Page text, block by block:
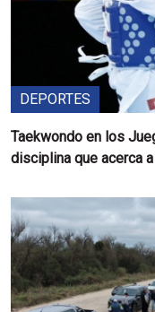
DEPORTES
Taekwondo en los
disciplina que acerca